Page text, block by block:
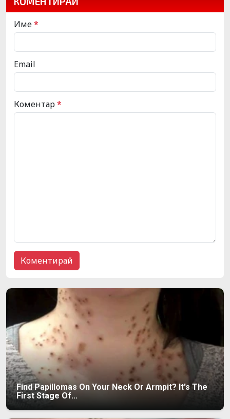
Име*
Email
Коментар*
Find Papillomas On Your Neck Or Armpit? It's The
First Stage Of...